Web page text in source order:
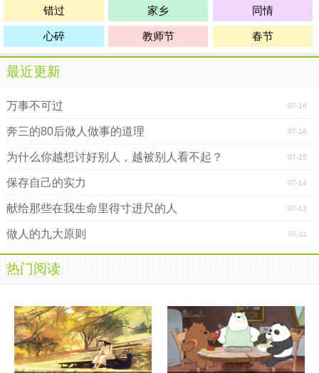
错过 家乡 同情
心碎 教师节 春节
最近更新
07-16
万事不可过
07-16
奔三的80后做人做事的道理
07-15
为什么你越想讨好别人，越被别人看不起？
07-14
保存自己的实力
07-12
献给那些在我生命里得寸进尺的人
07-11
做人的九大原则
热门阅读